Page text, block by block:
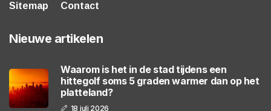
Sitemap
Contact
Nieuwe artikelen
Waarom is het in de stad tijdens een
hittegolf soms 5 graden warmer dan op het
platteland?
18 juli 2026